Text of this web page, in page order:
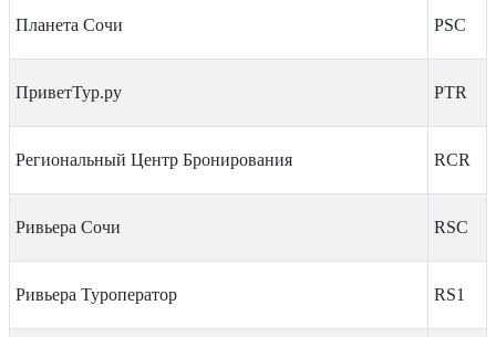
Планета Сочи PSC
ПриветТур.ру PTR
Региональный Центр Бронирования RCR
Ривьера Сочи RSC
Ривьера Туроператор RS1